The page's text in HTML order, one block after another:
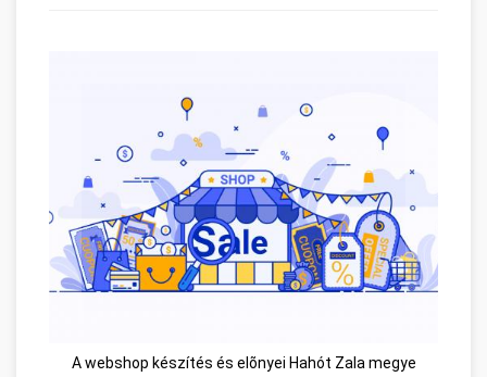
A webshop készítés és elõnyei Hahót Zala megye